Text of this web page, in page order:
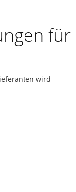
für
wird